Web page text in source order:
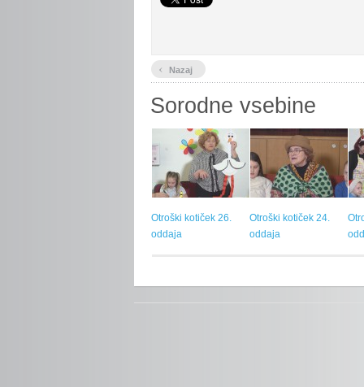
‹ Nazaj
Sorodne vsebine
Otroški kotiček 26.
oddaja
Otroški kotiček 24.
oddaja